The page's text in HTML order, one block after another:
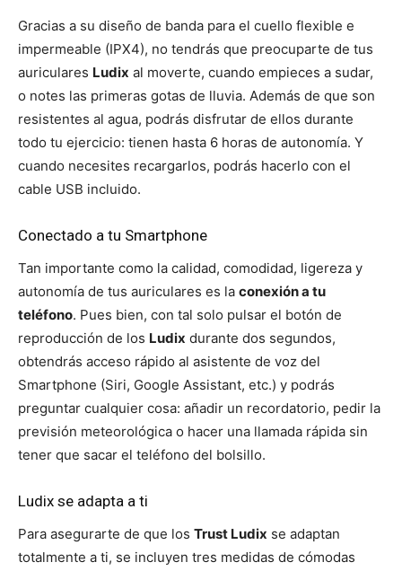
Gracias a su diseño de banda para el cuello flexible e
impermeable (IPX4), no tendrás que preocuparte de tus
auriculares Ludix al moverte, cuando empieces a sudar,
o notes las primeras gotas de lluvia. Además de que son
resistentes al agua, podrás disfrutar de ellos durante
todo tu ejercicio: tienen hasta 6 horas de autonomía. Y
cuando necesites recargarlos, podrás hacerlo con el
cable USB incluido.
Conectado a tu Smartphone
Tan importante como la calidad, comodidad, ligereza y
autonomía de tus auriculares es la conexión a tu
teléfono. Pues bien, con tal solo pulsar el botón de
reproducción de los Ludix durante dos segundos,
obtendrás acceso rápido al asistente de voz del
Smartphone (Siri, Google Assistant, etc.) y podrás
preguntar cualquier cosa: añadir un recordatorio, pedir la
previsión meteorológica o hacer una llamada rápida sin
tener que sacar el teléfono del bolsillo.
Ludix se adapta a ti
Para asegurarte de que los Trust Ludix se adaptan
totalmente a ti, se incluyen tres medidas de cómodas